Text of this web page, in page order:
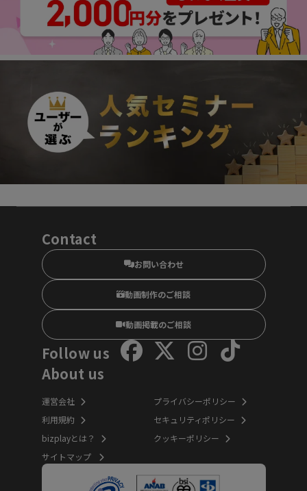
Contact
お問い合わせ
動画制作のご相談
動画掲載のご相談
Follow us
About us
運営会社
利用規約
bizplayとは？
サイトマップ
プライバシーポリシー
セキュリティポリシー
クッキーポリシー